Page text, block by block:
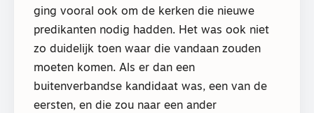
ging vooral ook om de kerken die nieuwe
predikanten nodig hadden. Het was ook niet
zo duidelijk toen waar die vandaan zouden
moeten komen. Als er dan een
buitenverbandse kandidaat was, een van de
eersten, en die zou naar een ander